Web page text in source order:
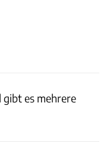
gibt es mehrere